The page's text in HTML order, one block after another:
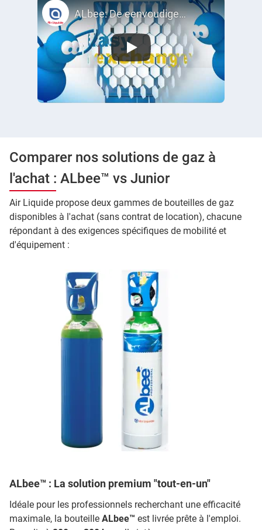
ALbee: De eenvoudige en veilige koopcilinder van Air Liquide met geïntegreerde ontspanner
Comparer nos solutions de gaz à
l'achat : ALbee™ vs Junior
Air Liquide propose deux gammes de bouteilles de gaz
disponibles à l'achat (sans contrat de location), chacune
répondant à des exigences spécifiques de mobilité et
d'équipement :
ALbee™ : La solution premium "tout-en-un"
Idéale pour les professionnels recherchant une efficacité
maximale, la bouteille ALbee™ est livrée prête à l'emploi.